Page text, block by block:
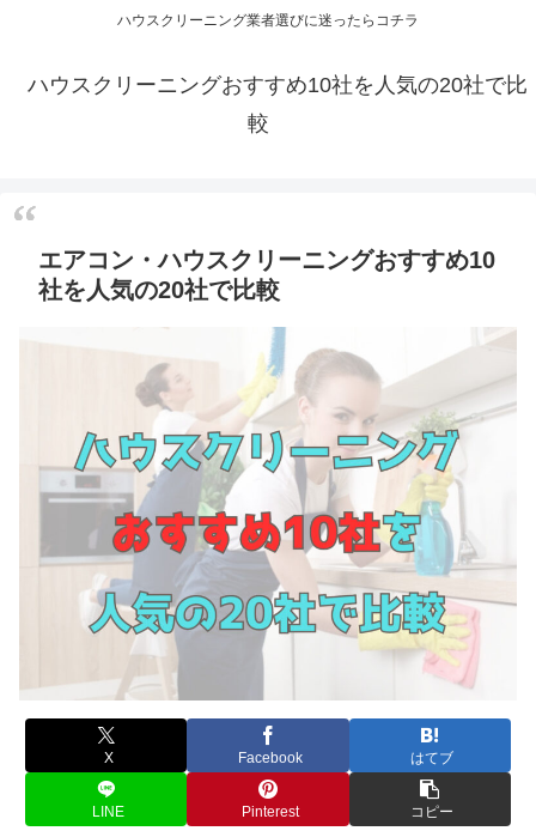
ハウスクリーニング業者選びに迷ったらコチラ
ハウスクリーニングおすすめ10社を人気の20社で比
較
エアコン・ハウスクリーニングおすすめ10
社を人気の20社で比較
X Facebook はてブ
LINE Pinterest コピー